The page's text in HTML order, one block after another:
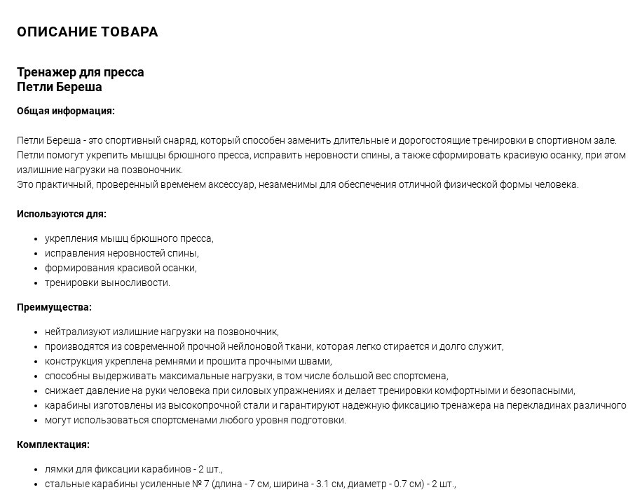
ОПИСАНИЕ ТОВАРА
Тренажер для пресса
Петли Береша
Общая информация:
Петли Береша - это спортивный снаряд, который способен заменить длительные и дорогостоящие тренировки в спортивном зале.
Петли помогут укрепить мышцы брюшного пресса, исправить неровности спины, а также сформировать красивую осанку, при этом
излишние нагрузки на позвоночник.
Это практичный, проверенный временем аксессуар, незаменимы для обеспечения отличной физической формы человека.
Используются для:
укрепления мышц брюшного пресса,
исправления неровностей спины,
формирования красивой осанки,
тренировки выносливости.
Преимущества:
нейтрализуют излишние нагрузки на позвоночник,
производятся из современной прочной нейлоновой ткани, которая легко стирается и долго служит,
конструкция укреплена ремнями и прошита прочными швами,
способны выдерживать максимальные нагрузки, в том числе большой вес спортсмена,
снижает давление на руки человека при силовых упражнениях и делает тренировки комфортными и безопасными,
карабины изготовлены из высокопрочной стали и гарантируют надежную фиксацию тренажера на перекладинах
могут использоваться спортсменами любого уровня подготовки.
Комплектация:
лямки для фиксации карабинов - 2 шт.,
стальные карабины усиленные № 7 (длина - 7 см, ширина - 3.1 см, диаметр - 0.7 см) - 2 шт.,